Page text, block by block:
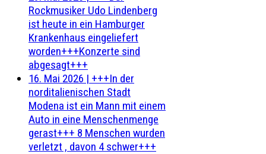
Rockmusiker Udo Lindenberg
ist heute in ein Hamburger
Krankenhaus eingeliefert
worden+++Konzerte sind
abgesagt+++
16. Mai 2026 | +++In der
norditalienischen Stadt
Modena ist ein Mann mit einem
Auto in eine Menschenmenge
gerast+++ 8 Menschen wurden
verletzt , davon 4 schwer+++